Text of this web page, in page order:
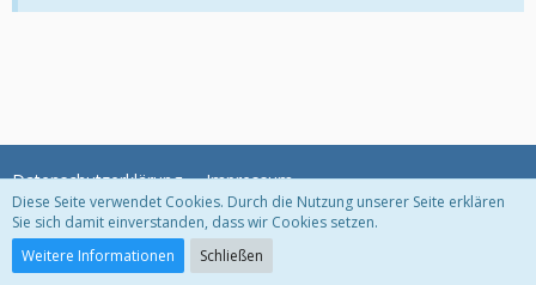
Datenschutzerklärung Impressum
Community-Software:
Diese Seite verwendet Cookies. Durch die Nutzung unserer Seite erklären
Sie sich damit einverstanden, dass wir Cookies setzen.
Weitere Informationen
Schließen